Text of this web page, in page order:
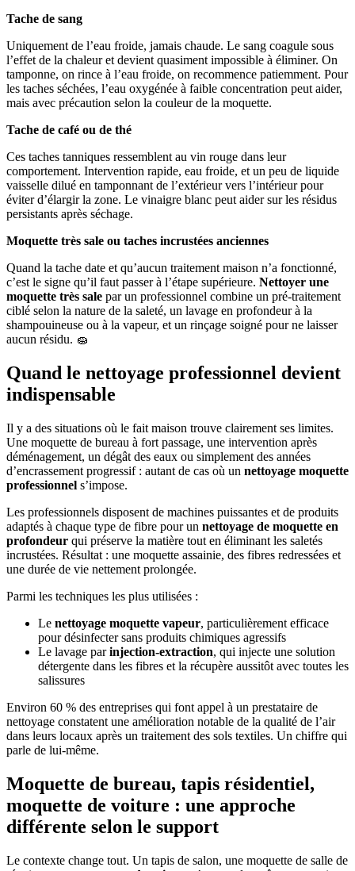
Tache de sang
Uniquement de l’eau froide, jamais chaude. Le sang coagule sous
l’effet de la chaleur et devient quasiment impossible à éliminer. On
tamponne, on rince à l’eau froide, on recommence patiemment. Pour
les taches séchées, l’eau oxygénée à faible concentration peut aider,
mais avec précaution selon la couleur de la moquette.
Tache de café ou de thé
Ces taches tanniques ressemblent au vin rouge dans leur
comportement. Intervention rapide, eau froide, et un peu de liquide
vaisselle dilué en tamponnant de l’extérieur vers l’intérieur pour
éviter d’élargir la zone. Le vinaigre blanc peut aider sur les résidus
persistants après séchage.
Moquette très sale ou taches incrustées anciennes
Quand la tache date et qu’aucun traitement maison n’a fonctionné,
c’est le signe qu’il faut passer à l’étape supérieure. Nettoyer une
moquette très sale par un professionnel combine un pré-traitement
ciblé selon la nature de la saleté, un lavage en profondeur à la
shampouineuse ou à la vapeur, et un rinçage soigné pour ne laisser
aucun résidu. 🧽
Quand le nettoyage professionnel devient
indispensable
Il y a des situations où le fait maison trouve clairement ses limites.
Une moquette de bureau à fort passage, une intervention après
déménagement, un dégât des eaux ou simplement des années
d’encrassement progressif : autant de cas où un nettoyage moquette
professionnel s’impose.
Les professionnels disposent de machines puissantes et de produits
adaptés à chaque type de fibre pour un nettoyage de moquette en
profondeur qui préserve la matière tout en éliminant les saletés
incrustées. Résultat : une moquette assainie, des fibres redressées et
une durée de vie nettement prolongée.
Parmi les techniques les plus utilisées :
Le nettoyage moquette vapeur, particulièrement efficace
pour désinfecter sans produits chimiques agressifs
Le lavage parinjection-extraction, qui injecte une solution
détergente dans les fibres et la récupère aussitôt avec toutes les
salissures
Environ 60 % des entreprises qui font appel à un prestataire de
nettoyage constatent une amélioration notable de la qualité de l’air
dans leurs locaux après un traitement des sols textiles. Un chiffre qui
parle de lui-même.
Moquette de bureau, tapis résidentiel,
moquette de voiture : une approche
différente selon le support
Le contexte change tout. Un tapis de salon, une moquette de salle de